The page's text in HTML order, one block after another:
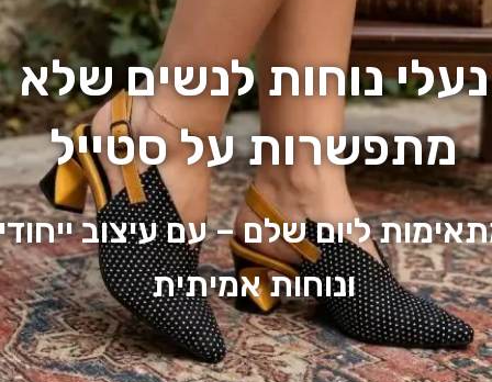
נעלי נוחות לנשים שלא
מתפשרות על סטייל
ליום שלם – עם עיצוב
ונוחות אמיתית